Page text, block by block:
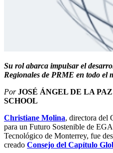
Su rol abarca impulsar el
Regionales de PRME en todo el
Por JOSÉ ÁNGEL DE LA
SCHOOL
Christiane Molina, directora del
para un Futuro Sostenible de
Tecnológico de Monterrey, fue
creado Consejo del Capítulo